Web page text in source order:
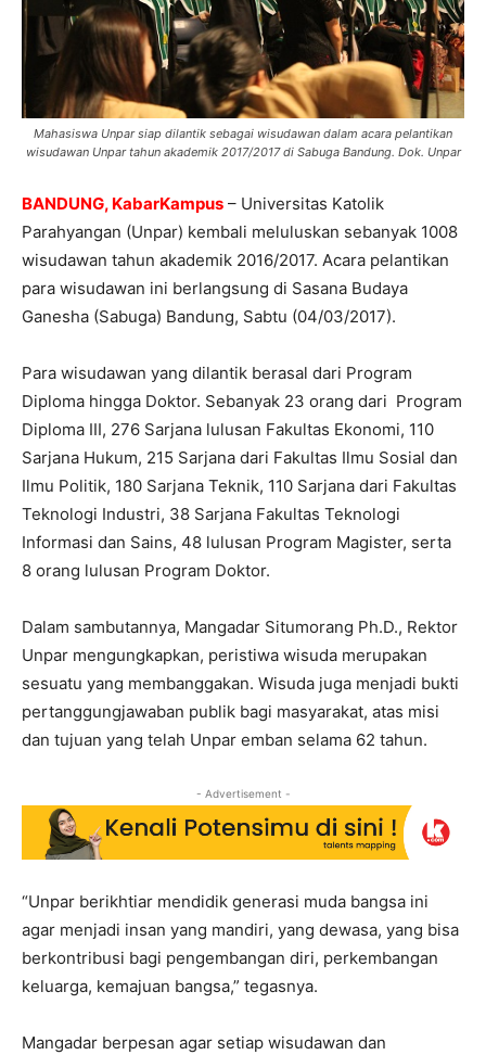
Mahasiswa Unpar siap dilantik sebagai wisudawan dalam acara pelantikan
wisudawan Unpar tahun akademik 2017/2017 di Sabuga Bandung. Dok. Unpar
BANDUNG, KabarKampus – Universitas Katolik
Parahyangan (Unpar) kembali meluluskan sebanyak 1008
wisudawan tahun akademik 2016/2017. Acara pelantikan
para wisudawan ini berlangsung di Sasana Budaya
Ganesha (Sabuga) Bandung, Sabtu (04/03/2017).
Para wisudawan yang dilantik berasal dari Program
Diploma hingga Doktor. Sebanyak 23 orang dari Program
Diploma III, 276 Sarjana lulusan Fakultas Ekonomi, 110
Sarjana Hukum, 215 Sarjana dari Fakultas Ilmu Sosial dan
Ilmu Politik, 180 Sarjana Teknik, 110 Sarjana dari Fakultas
Teknologi Industri, 38 Sarjana Fakultas Teknologi
Informasi dan Sains, 48 lulusan Program Magister, serta
8 orang lulusan Program Doktor.
Dalam sambutannya, Mangadar Situmorang Ph.D., Rektor
Unpar mengungkapkan, peristiwa wisuda merupakan
sesuatu yang membanggakan. Wisuda juga menjadi bukti
pertanggungjawaban publik bagi masyarakat, atas misi
dan tujuan yang telah Unpar emban selama 62 tahun.
- Advertisement -
“Unpar berikhtiar mendidik generasi muda bangsa ini
agar menjadi insan yang mandiri, yang dewasa, yang bisa
berkontribusi bagi pengembangan diri, perkembangan
keluarga, kemajuan bangsa,” tegasnya.
Mangadar berpesan agar setiap wisudawan dan